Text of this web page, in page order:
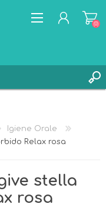
(0)
Igiene Orale
Relax rosa
stella
rosa